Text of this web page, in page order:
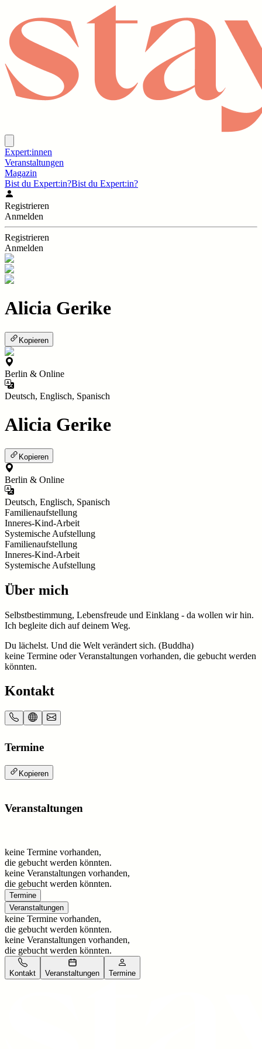
Expert:innen
Veranstaltungen
Magazin
Bist du Expert:in?Bist du Expert:in?
Registrieren
Anmelden
Registrieren
Anmelden
Alicia Gerike
Kopieren
Berlin & Online
Deutsch, Englisch, Spanisch
Alicia Gerike
Kopieren
Berlin & Online
Deutsch, Englisch, Spanisch
Familienaufstellung
Inneres-Kind-Arbeit
Systemische Aufstellung
Familienaufstellung
Inneres-Kind-Arbeit
Systemische Aufstellung
Über mich
Selbstbestimmung, Lebensfreude und Einklang - da wollen wir hin.
Ich begleite dich auf deinem Weg.
Du lächelst. Und die Welt verändert sich. (Buddha)
keine Termine oder Veranstaltungen vorhanden, die gebucht werden
könnten.
Kontakt
Termine
Kopieren
Veranstaltungen
keine Termine vorhanden,
die gebucht werden könnten.
keine Veranstaltungen vorhanden,
die gebucht werden könnten.
Termine
Veranstaltungen
keine Termine vorhanden,
die gebucht werden könnten.
keine Veranstaltungen vorhanden,
die gebucht werden könnten.
Kontakt Veranstaltungen Termine